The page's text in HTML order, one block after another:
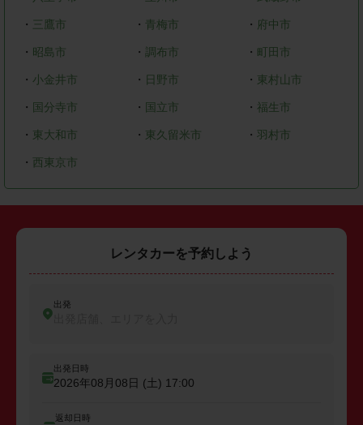
・ 三鷹市 ・ 青梅市 ・ 府中市
・ 昭島市 ・ 調布市 ・ 町田市
・ 小金井市 ・ 日野市 ・ 東村山市
・ 国分寺市 ・ 国立市 ・ 福生市
・ 東大和市 ・ 東久留米市 ・羽村市
・ 西東京市
レンタカーを予約しよう
出発
出発日時
2026年08月08日 (土) 17:00
返却日時